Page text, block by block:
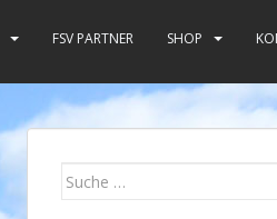
FSV PARTNER SHOP
Suche